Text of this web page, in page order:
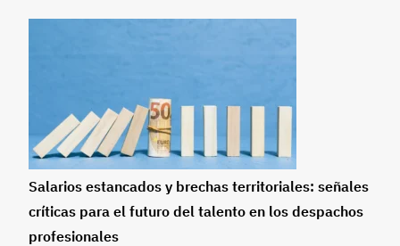
Salarios estancados y brechas territoriales: señales
críticas para el futuro del talento en los despachos
profesionales